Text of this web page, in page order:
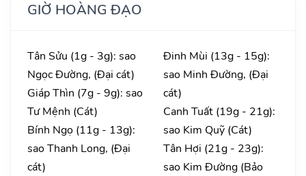
GIỜ HOÀNG ĐẠO
Tân Sửu (1g - 3g): sao
Ngọc Đường, (Đại cát)
Giáp Thìn (7g - 9g): sao
Tư Mệnh (Cát)
Bính Ngọ (11g - 13g):
sao Thanh Long, (Đại
cát)
Đinh Mùi (13g - 15g):
sao Minh Đường, (Đại
cát)
Canh Tuất (19g - 21g):
sao Kim Quỹ (Cát)
Tân Hợi (21g - 23g):
sao Kim Đường (Bảo